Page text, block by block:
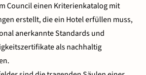
Council einen Kriterienkatalog mit
erstellt, die ein Hotel erfüllen muss,
anerkannte Standards und
als nachhaltig